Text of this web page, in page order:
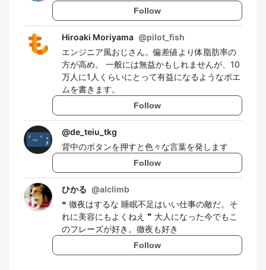
Follow
Hiroaki Moriyama @pilot_fish
エンジニア風おじさん。偏差値より体脂肪率の
方が高め。 一般には無益かもしれませんが、10
万人に1人くらいにとって有益になるようなポエ
ムを書きます。
Follow
@de_teiu_tkg
背中のボタンを押すと色々な言葉を発します
Follow
ひかる @alclimb
❝ 徹夜はするな 睡眠不足はいい仕事の敵だ。そ
れに美容にもよくねえ ❞ 大人になった今でもこ
のフレーズが好き。徹夜も好き
Follow